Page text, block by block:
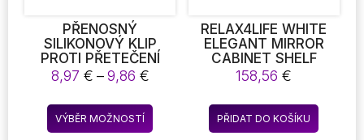
PŘENOSNÝ
SILIKONOVÝ KLIP
PROTI PŘETEČENÍ
POKLICE HRNCE
PROTI OPAŘENÍ
KUCHYŇSKÉHO
NÁČINÍ DRŽÁK LŽÍCE
PODPŮRNÝ STOJAN
8,97 € – 9,86 €Rozpětí
8,97 €
až
VÝBĚR MOŽNOSTÍ
Tento
produkt
RELAX4LIFE WHITE
ELEGANT MIRROR
CABINET SHELF
OPENABALE
158,56€
PŘIDAT DO KOŠÍKU